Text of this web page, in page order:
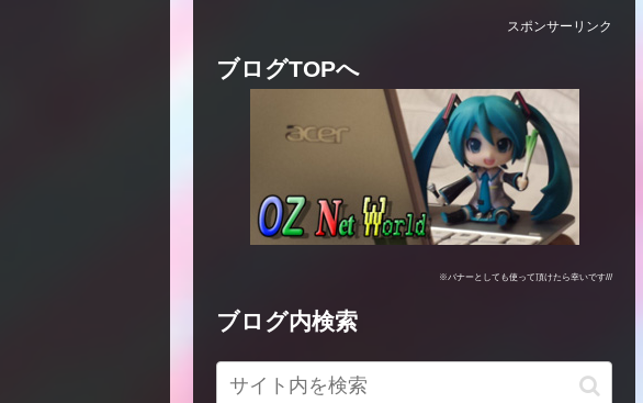
スポンサーリンク
ブログTOPへ
※バナーとしても使って頂けたら幸いです///
ブログ内検索